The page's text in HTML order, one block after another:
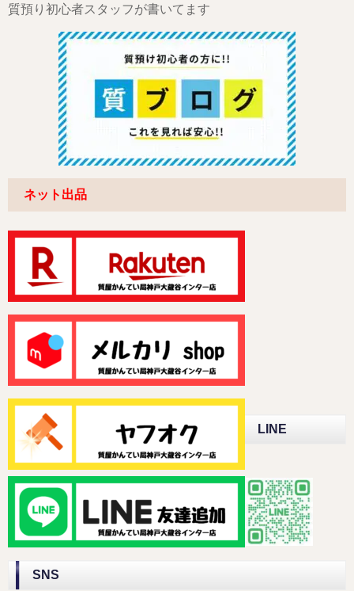
質預り初心者スタッフが書いてます
ネット出品
LINE
SNS